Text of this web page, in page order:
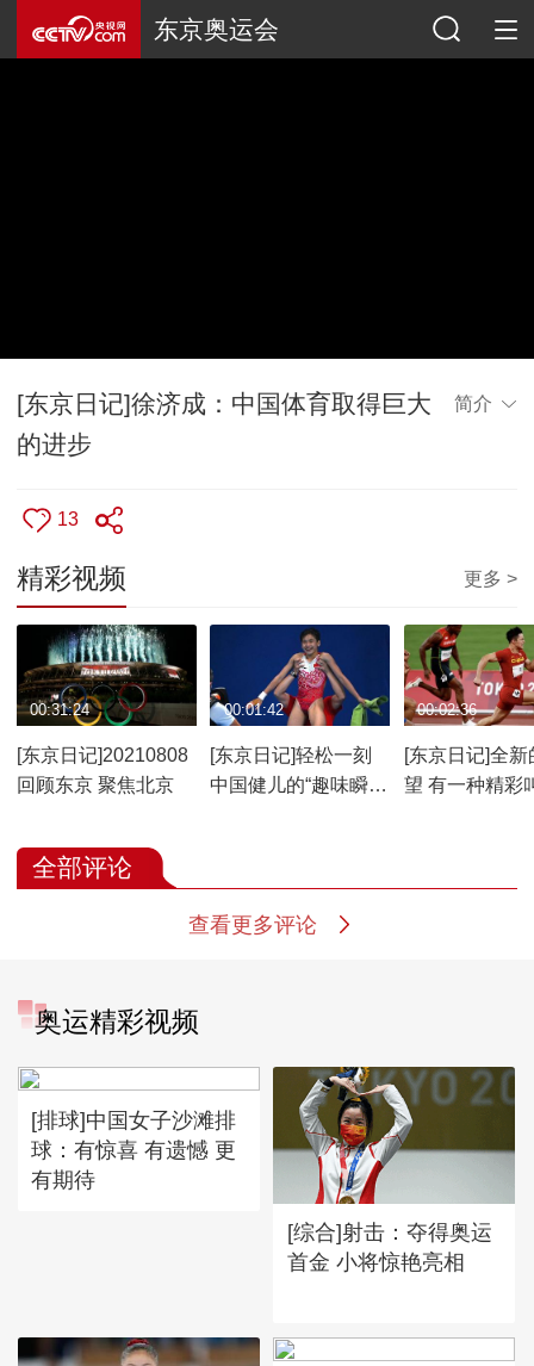
东京奥运会
[东京日记]徐济成：中国体育取得巨大
的进步
简介
13
精彩视频 更多 >
[东京日记]20210808
回顾东京 聚焦北京
00:31:24
[东京日记]轻松一刻
中国健儿的“趣味瞬
00:01:42
[东京日记]全新
望 有一种精彩
00:02:36
全部评论
查看更多评论
奥运精彩视频
[排球]中国女子沙滩排
球：有惊喜 有遗憾 更
有期待
[综合]射击：夺得奥运
首金 小将惊艳亮相